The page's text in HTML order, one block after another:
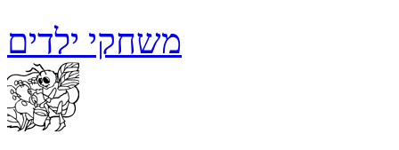
משחקי ילדים